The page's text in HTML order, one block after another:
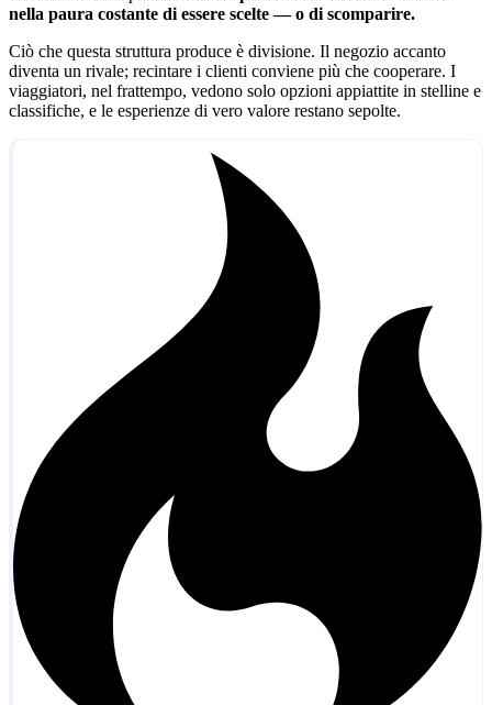
nella paura costante di essere scelte — o di scomparire.
Ciò che questa struttura produce è divisione. Il negozio accanto
diventa un rivale; recintare i clienti conviene più che cooperare. I
viaggiatori, nel frattempo, vedono solo opzioni appiattite in stelline e
classifiche, e le esperienze di vero valore restano sepolte.